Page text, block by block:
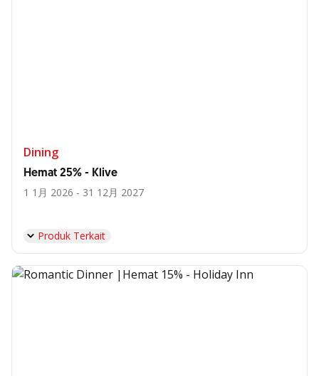
Dining
Hemat 25% - Klive
1 1月 2026 - 31 12月 2027
Produk Terkait